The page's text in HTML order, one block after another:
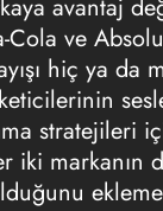
avantaj
ve
hiç ya da
stratejileri
iki markanın